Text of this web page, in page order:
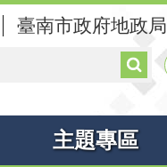
臺南市政府地政局
搜
尋
主題專區